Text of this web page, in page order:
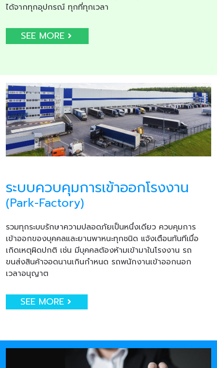
ได้จากทุกอุปกรณ์ ทุกที่ทุกเวลา
SEE MORE
ระบบควบคุมการเข้าออกโรงงาน
(Park-Factory)
รวมทุกระบบรักษาความปลอดภัยเป็นหนึ่งเดียว ควบคุมการ
เข้าออกของบุคคลและยานพาหนะทุกชนิด แจ้งเตือนทันทีเมื่อ
เกิดเหตุผิดปกติ เช่น มีบุคคลต้องห้ามเข้ามาในโรงงาน รถ
ขนส่งสินค้าจอดนานเกินกำหนด รถพนักงานเข้าออกนอก
เวลาอนุญาต
SEE MORE